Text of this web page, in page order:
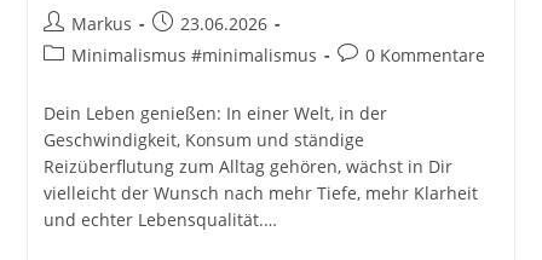
Beitrags-
Autor:
Markus
Beitrag
veröffentlicht:
23.06.2026
Beitrags-
Minimalismus #minimalismus
Beitrags-
0 Kommentare
Dein Leben genießen: In einer Welt, in der
Geschwindigkeit, Konsum und ständige
Reizüberflutung zum Alltag gehören, wächst in Dir
vielleicht der Wunsch nach mehr Tiefe, mehr Klarheit
und echter Lebensqualität.…